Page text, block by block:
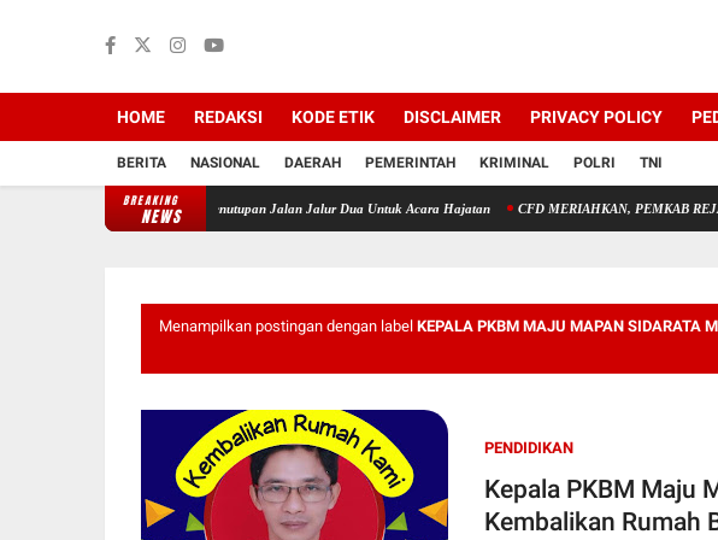
HOME REDAKSI KODE ETIK DISCLAIMER PRIVACY POLICY
BERITA NASIONAL DAERAH PEMERINTAH KRIMINAL POLRI TNI
BREAKING
NEWS
Keluarkan Aturan Penutupan Jalan Jalur Dua Untuk Acara Hajatan CFD MERIAHKAN, PEMKAB REJANG
Menampilkan postingan dengan label KEPALA PKBM MAJU MAPAN SIDARATA
PENDIDIKAN
Kepala PKBM Maju
Kembalikan Rumah